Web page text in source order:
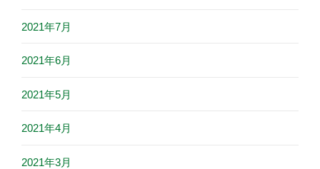
2021年7月
2021年6月
2021年5月
2021年4月
2021年3月